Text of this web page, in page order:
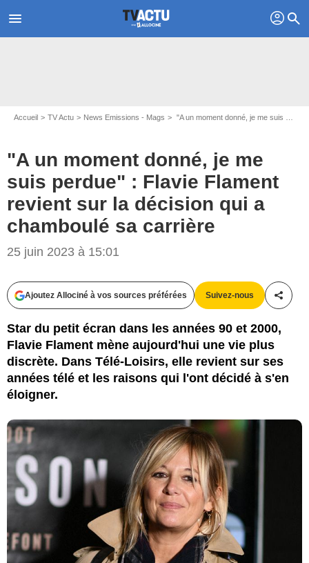
menu profil search
Accueil TV Actu News Emissions - Mags "A un moment donné, je me suis perdue" : Flavie Flament revient sur la décision qui a chamboulé sa carrière
"A un moment donné, je me
suis perdue" : Flavie Flament
revient sur la décision qui a
chamboulé sa carrière
25 juin 2023 à 15:01
Ajoutez Allociné à vos sources préférées Suivez-nous
Star du petit écran dans les années 90 et 2000,
Flavie Flament mène aujourd'hui une vie plus
discrète. Dans Télé-Loisirs, elle revient sur ses
années télé et les raisons qui l'ont décidé à s'en
éloigner.